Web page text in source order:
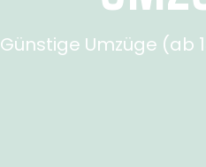
Günstige Umzüge (ab